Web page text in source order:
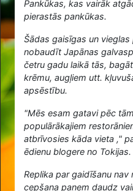
Pankūkas, kas vairāk
pierastās pankūkas.
Šādas gaisīgas un
nobaudīt Japānas
četru gadu laikā tās,
krēmu, augļiem utt.
apsēstību.
"Mēs esam gatavi pēc
populārākajiem
atbrīvosies kāda vieta ,"
ēdienu blogere no Tokijas.
Replika par gaidīšanu nav
cepšana paņem daudz